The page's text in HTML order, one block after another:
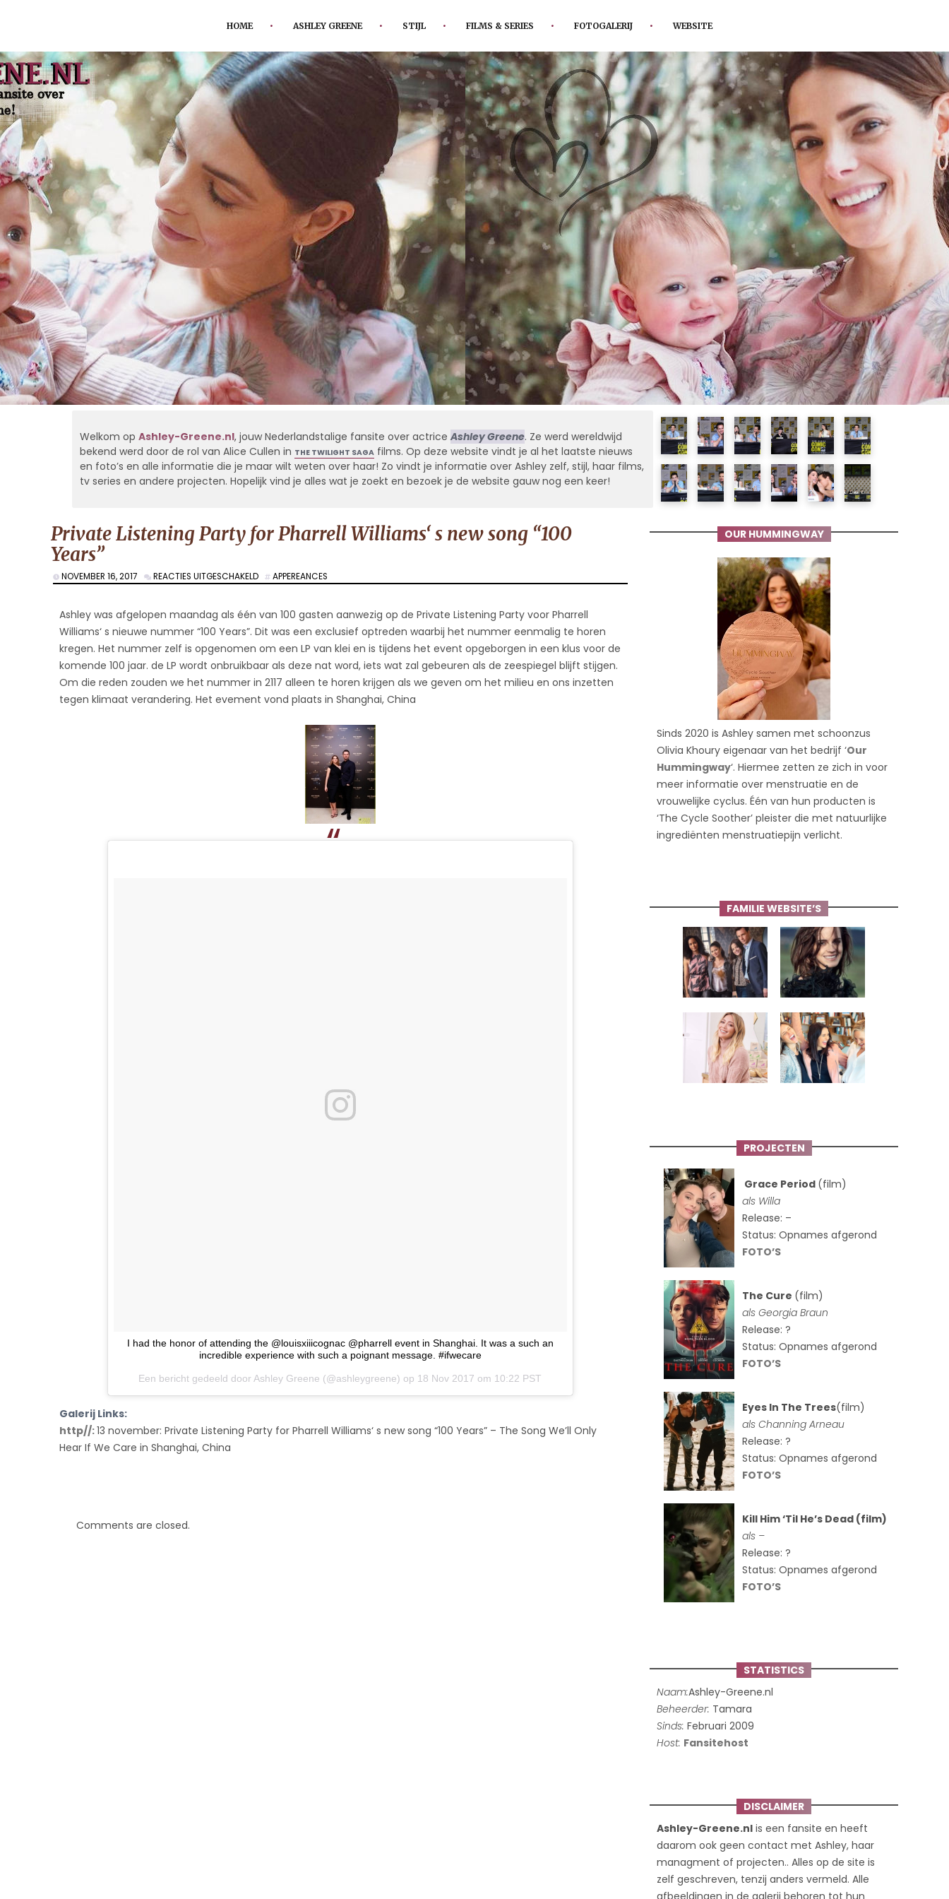
HOME ASHLEY GREENE STIJL FILMS & SERIES FOTOGALERIJ WEBSITE
Welkom op Ashley-Greene.nl, jouw Nederlandstalige fansite over actriceAshley Greene. Ze werd wereldwijd
bekend werd door de rol van Alice Cullen in THE TWILIGHT SAGAfilms. Op deze website vindt je al het laatste nieuws
en foto’s en alle informatie die je maar wilt weten over haar! Zo vindt je informatie over Ashley zelf, stijl, haar films,
tv series en andere projecten. Hopelijk vind je alles wat je zoekt en bezoek je de website gauw nog een keer!
OUR HUMMINGWAY
Sinds 2020 is Ashley samen met schoonzus
Olivia Khoury eigenaar van het bedrijf ‘Our
Hummingway‘. Hiermee zetten ze zich in voor
meer informatie over menstruatie en de
vrouwelijke cyclus. Één van hun producten is
‘The Cycle Soother’ pleister die met natuurlijke
ingrediënten menstruatiepijn verlicht.
FAMILIE WEBSITE’S
PROJECTEN
Grace Period (film)
als Willa
Release: –
Status: Opnames afgerond
FOTO’S
The Cure (film)
alsGeorgia Braun
Release: ?
Status: Opnames afgerond
FOTO’S
Eyes In The Trees(film)
als Channing Arneau
Release: ?
Status: Opnames afgerond
FOTO’S
Kill Him ‘Til He’s Dead (film)
als –
Release: ?
Status: Opnames afgerond
FOTO’S
STATISTICS
Naam:Ashley-Greene.nl
Beheerder: Tamara
Sinds: Februari 2009
Host: Fansitehost
DISCLAIMER
Ashley-Greene.nl is een fansite en heeft
daarom ook geen contact met Ashley, haar
managment of projecten.. Alles op de site is
zelf geschreven, tenzij anders vermeld. Alle
afbeeldingen in de galerij behoren tot hun
Private Listening Party for Pharrell Williams‘ s new song “100
Years”
NOVEMBER 16, 2017 REACTIES UITGESCHAKELDVOOR
PRIVATE
PARTY
PHARRELL
WILLIAMS‘
NEW
SONG
“100
APPEREANCES
Ashley was afgelopen maandag als één van 100 gasten aanwezig op de Private Listening Party voor Pharrell
Williams‘ s nieuwe nummer “100 Years”. Dit was een exclusief optreden waarbij het nummer eenmalig te horen
kregen. Het nummer zelf is opgenomen om een LP van klei en is tijdens het event opgeborgen in een klus voor de
komende 100 jaar. de LP wordt onbruikbaar als deze nat word, iets wat zal gebeuren als de zeespiegel blijft stijgen.
Om die reden zouden we het nummer in 2117 alleen te horen krijgen als we geven om het milieu en ons inzetten
tegen klimaat verandering. Het evement vond plaats in Shanghai, China
I️ had the honor of attending the @louisxiiicognac @pharrell event in Shanghai. I️t was a such an
incredible experience with such a poignant message. #ifwecare
Een bericht gedeeld door Ashley Greene (@ashleygreene) op 18 Nov 2017 om 10:22 PST
Galerij Links:
http//:13 november: Private Listening Party for Pharrell Williams‘ s new song “100 Years” – The Song We’ll Only
Hear If We Care in Shanghai, China
Comments are closed.